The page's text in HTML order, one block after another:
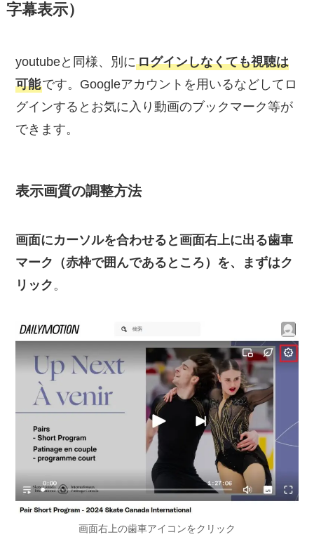
字幕表示）
youtubeと同様、別にログインしなくても視聴は
可能です。Googleアカウントを用いるなどしてロ
グインするとお気に入り動画のブックマーク等が
できます。
表示画質の調整方法
画面にカーソルを合わせると画面右上に出る歯車
マーク（赤枠で囲んであるところ）を、まずはク
リック 。
画面右上の歯車アイコンをクリック